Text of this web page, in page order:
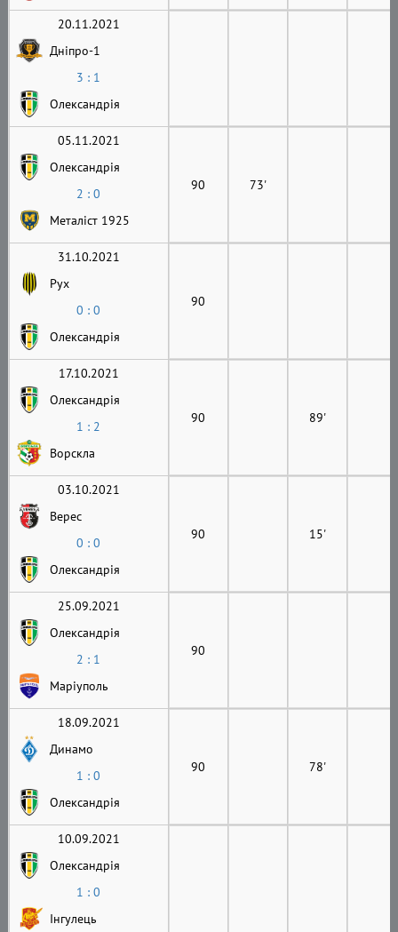
20.11.2021
Дніпро-1
3 : 1
Олександрія
05.11.2021
Олександрія
2 : 0
Металіст 1925
90 73'
31.10.2021
Рух
0 : 0
Олександрія
90
17.10.2021
Олександрія
1 : 2
Ворскла
90 89'
03.10.2021
Верес
0 : 0
Олександрія
90 15'
25.09.2021
Олександрія
2 : 1
Маріуполь
90
18.09.2021
Динамо
1 : 0
Олександрія
90 78'
10.09.2021
Олександрія
1 : 0
Інгулець